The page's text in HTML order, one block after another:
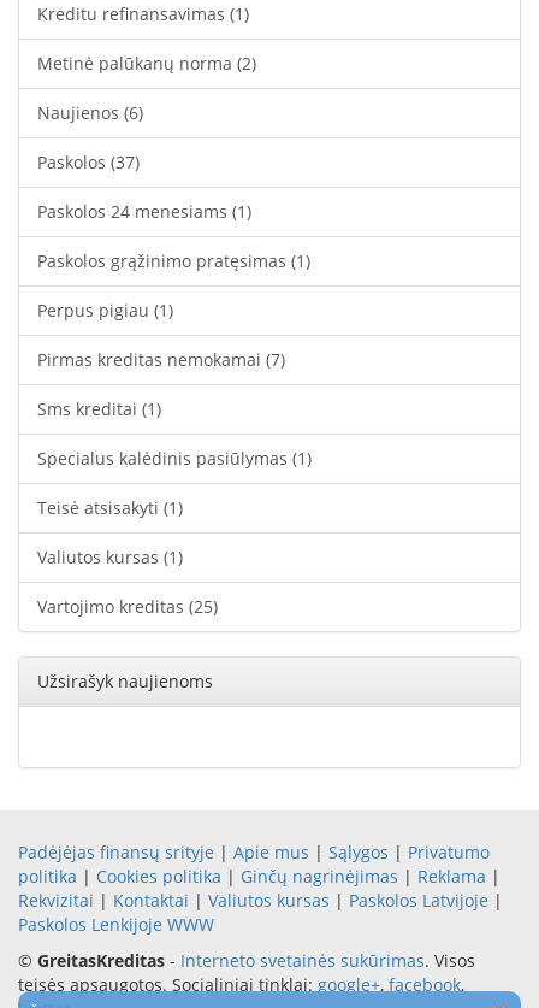
Kreditu refinansavimas (1)
Metinė palūkanų norma (2)
Naujienos (6)
Paskolos (37)
Paskolos 24 menesiams (1)
Paskolos grąžinimo pratęsimas (1)
Perpus pigiau (1)
Pirmas kreditas nemokamai (7)
Sms kreditai (1)
Specialus kalėdinis pasiūlymas (1)
Teisė atsisakyti (1)
Valiutos kursas (1)
Vartojimo kreditas (25)
Užsirašyk naujienoms
Padėjėjas finansų srityje | Apie mus | Sąlygos | Privatumo
politika | Cookies politika | Ginčų nagrinėjimas | Reklama |
Rekvizitai | Kontaktai | Valiutos kursas | Paskolos Latvijoje |
Paskolos Lenkijoje WWW
© GreitasKreditas - Interneto svetainės sukūrimas. Visos
teisės apsaugotos. Socialiniai tinklai: google+, facebook,